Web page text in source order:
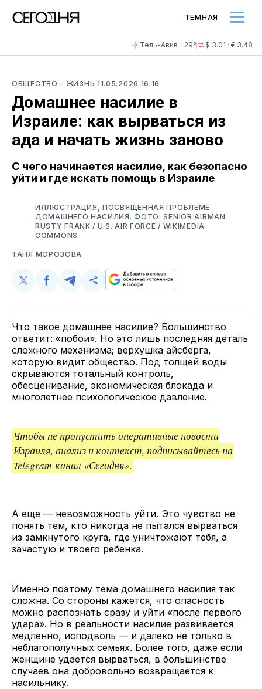
Тель-Авив +29° $ 3.01 · € 3.48
ТЕМНАЯ
ОБЩЕСТВО - ЖИЗНЬ 11.05.2026 16:16
Домашнее насилие в
Израиле: как вырваться из
ада и начать жизнь заново
С чего начинается насилие, как безопасно
уйти и где искать помощь в Израиле
ИЛЛЮСТРАЦИЯ, ПОСВЯЩЕННАЯ ПРОБЛЕМЕ
ДОМАШНЕГО НАСИЛИЯ. ФОТО: SENIOR AIRMAN
RUSTY FRANK / U.S. AIR FORCE / WIKIMEDIA
COMMONS
ТАНЯ МОРОЗОВА
Поделиться
Twitter
Поделиться
Facebook
Поделиться
Telegram
Скопируйте
поделитесь
Что такое домашнее насилие? Большинство
ответит: «побои». Но это лишь последняя деталь
сложного механизма; верхушка айсберга,
которую видит общество. Под толщей воды
скрываются тотальный контроль,
обесценивание, экономическая блокада и
многолетнее психологическое давление.
Чтобы не пропустить оперативные новости
Израиля, анализ и контекст, подписывайтесь на
Telegram-канал «Сегодня».
А еще — невозможность уйти. Это чувство не
понять тем, кто никогда не пытался вырваться
из замкнутого круга, где уничтожают тебя, а
зачастую и твоего ребенка.
Именно поэтому тема домашнего насилия так
сложна. Со стороны кажется, что опасность
можно распознать сразу и уйти «после первого
удара». Но в реальности насилие развивается
медленно, исподволь — и далеко не только в
неблагополучных семьях. Более того, даже если
женщине удается вырваться, в большинстве
случаев она добровольно возвращается к
насильнику.